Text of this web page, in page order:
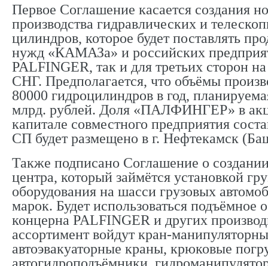
Первое Соглашение касается создания
производства гидравлических и
цилиндров, которое будет поставлять
нужд «КАМАЗа» и российских
PALFINGER, так и для третьих сторон
СНГ. Предполагается, что объёмы
80000 гидроцилиндров в год,
млрд. рублей. Доля «ПАЛФИНГЕР» в
капитале совместного предприятия
СП будет размещено в г. Нефтекамск
Также подписано Соглашение о
центра, который займётся установкой
оборудования на шасси грузовых
марок. Будет использоваться подъёмное
концерна PALFINGER и других
ассортимент войдут кран-
автоэвакуаторные краны, крюковые
автогидроподъёмники,